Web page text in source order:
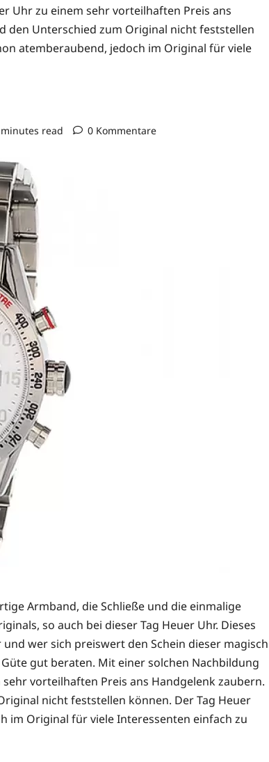
Uhr zu einem sehr vorteilhaften Preis ans
den Unterschied zum Original nicht feststellen
atemberaubend, jedoch im Original für viele
read 0 Kommentare
Armband, die Schließe und die einmalige
so auch bei dieser Tag Heuer Uhr. Dieses
wer sich preiswert den Schein dieser magisch
gut beraten. Mit einer solchen Nachbildung
vorteilhaften Preis ans Handgelenk zaubern.
nicht feststellen können. Der Tag Heuer
im Original für viele Interessenten einfach zu